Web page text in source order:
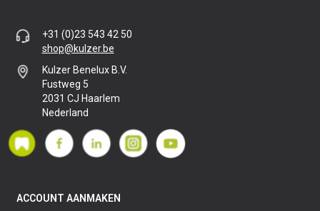
+31 (0)23 543 42 50
shop@kulzer.be
Kulzer Benelux B.V.
Fustweg 5
2031 CJ Haarlem
Nederland
ACCOUNT AANMAKEN